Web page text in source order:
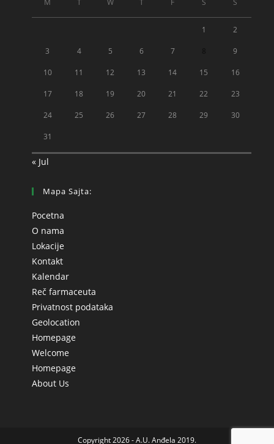
M T W T F S S
1 2
3 4 5 6 7 9
10 11 12 13 14 15 16
17 18 19 20 21 22 23
24 25 26 27 28 29 30
31
« Jul
Mapa Sajta:
Pocetna
O nama
Lokacije
Kontakt
Kalendar
Reč farmaceuta
Privatnost podataka
Geolocation
Homepage
Welcome
Homepage
About Us
Copyright 2026 - A.U. Anđela 2019.